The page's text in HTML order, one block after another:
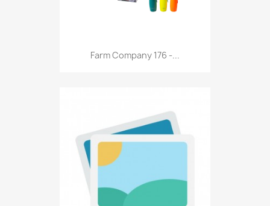
Anteprima
Farm Company 176 -...